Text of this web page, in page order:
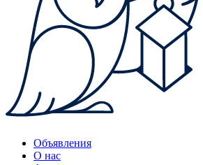
Объявления
О нас